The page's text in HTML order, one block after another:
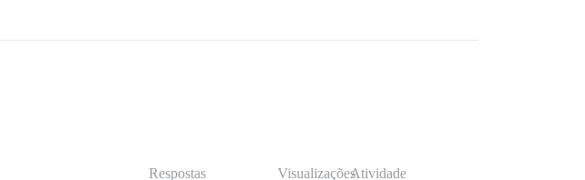
Respostas VisualizaçõesAtividade